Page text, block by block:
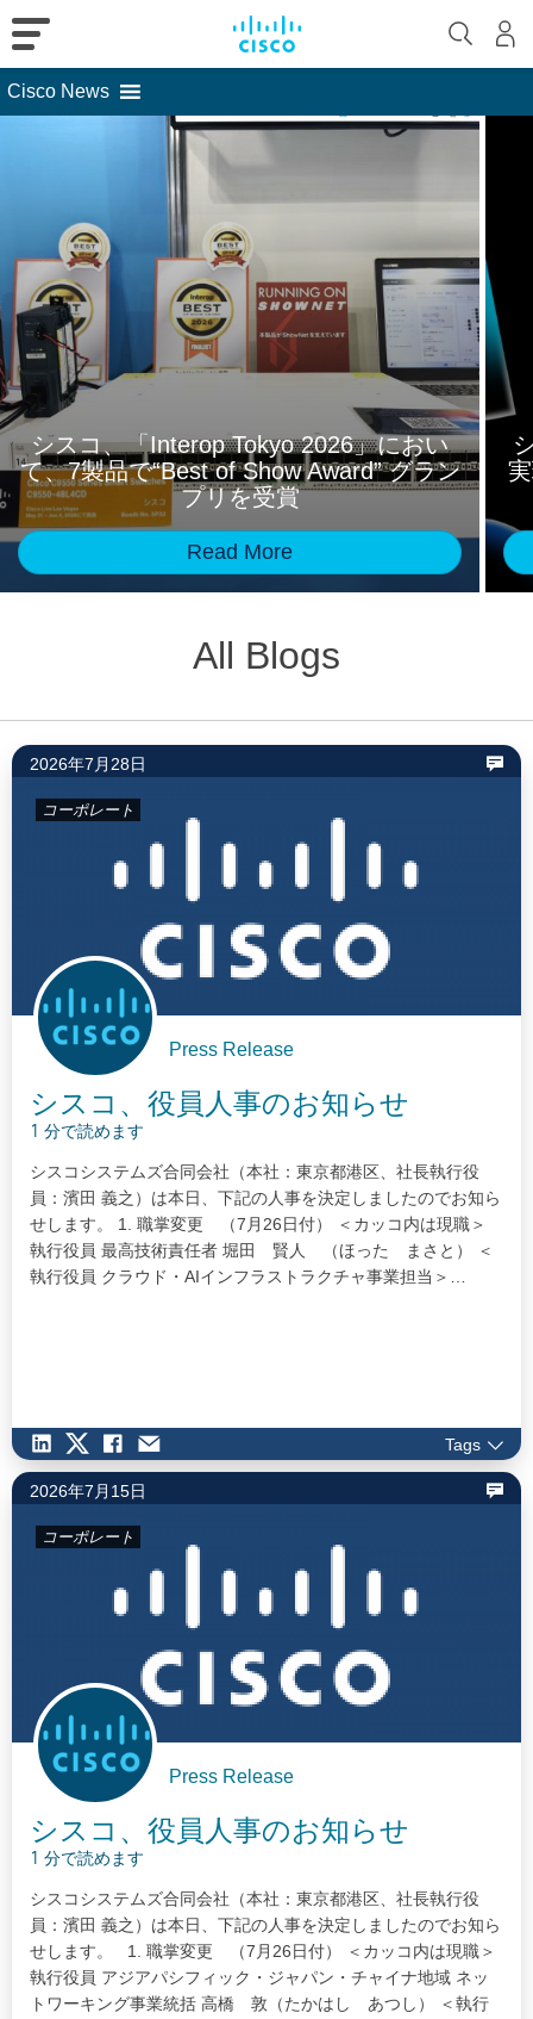
Cisco News
シスコ、「Interop Tokyo 2026」におい
て、7製品で“Best of Show Award” グラン
プリを受賞
Read More
All Blogs
2026年7月28日
コーポレート
Press Release
シスコ、役員人事のお知らせ
1 分で読めます
シスコシステムズ合同会社（本社：東京都港区、社長執行役
員：濱田 義之）は本日、下記の人事を決定しましたのでお知ら
せします。 1. 職掌変更 （7月26日付） ＜カッコ内は現職＞
執行役員 最高技術責任者 堀田 賢人 （ほった まさと） ＜
執行役員 クラウド・AIインフラストラクチャ事業担当＞…
Tags
2026年7月15日
コーポレート
Press Release
シスコ、役員人事のお知らせ
1 分で読めます
シスコシステムズ合同会社（本社：東京都港区、社長執行役
員：濱田 義之）は本日、下記の人事を決定しましたのでお知ら
せします。 1. 職掌変更 （7月26日付） ＜カッコ内は現職＞
執行役員 アジアパシフィック・ジャパン・チャイナ地域 ネッ
トワーキング事業統括 高橋 敦（たかはし あつし） ＜執行